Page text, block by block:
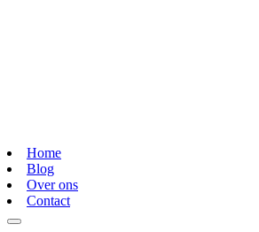
Home
Blog
Over ons
Contact